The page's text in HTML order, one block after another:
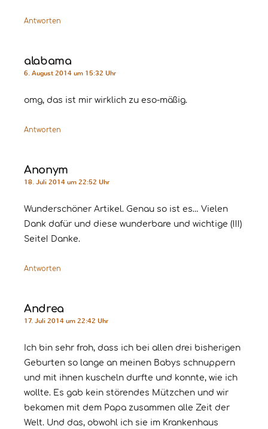
Antworten
alabama
6. August 2014 um 15:32 Uhr
omg, das ist mir wirklich zu eso-mäßig.
Antworten
Anonym
18. Juli 2014 um 22:52 Uhr
Wunderschöner Artikel. Genau so ist es… Vielen
Dank dafür und diese wunderbare und wichtige (!!!)
Seite! Danke.
Antworten
Andrea
17. Juli 2014 um 22:42 Uhr
Ich bin sehr froh, dass ich bei allen drei bisherigen
Geburten so lange an meinen Babys schnuppern
und mit ihnen kuscheln durfte und konnte, wie ich
wollte. Es gab kein störendes Mützchen und wir
bekamen mit dem Papa zusammen alle Zeit der
Welt. Und das, obwohl ich sie im Krankenhaus